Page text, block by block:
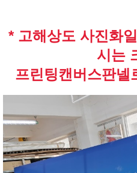
* 고해상도 사진화
시는
프린팅캔버스판넬